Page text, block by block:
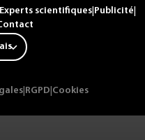
Experts scientifiques Publicité
RGPD Cookies